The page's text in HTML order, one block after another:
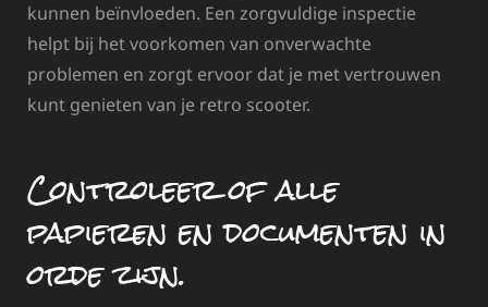
kunnen beïnvloeden. Een zorgvuldige inspectie
helpt bij het voorkomen van onverwachte
problemen en zorgt ervoor dat je met vertrouwen
kunt genieten van je retro scooter.
Controleer of alle
papieren en documenten in
orde zijn.